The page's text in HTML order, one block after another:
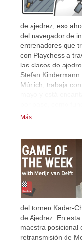
de ajedrez, eso
del navegador de
entrenadores que
con Playchess a
las clases de
Stefan Kindermann
Múnich, trabaja
Más...
del torneo Kader-
de Ajedrez. En
maestra posicional
retransmisión de